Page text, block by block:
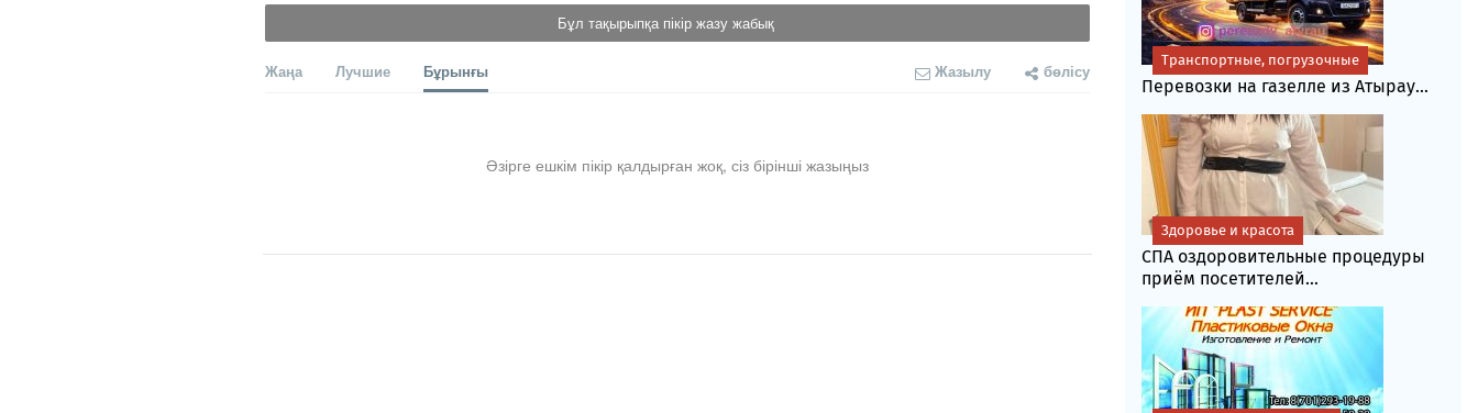
Бұл тақырыпқа пікір жазу жабық
Жаңа Лучшие Бұрынғы Жазылу бөлісу
Әзірге ешкім пікір қалдырған жоқ, сіз бірінші жазыңыз
Перевозки на газелле из Атырау...
Транспортные, погрузочные
СПА оздоровительные процедуры
приём посетителей...
Здоровье и красота